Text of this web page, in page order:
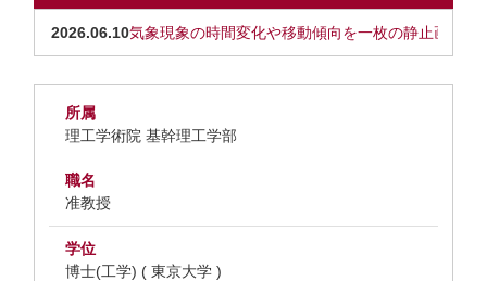
2026.06.10気象現象の時間変化や移動傾向を一枚の静止画上
所属
理工学術院 基幹理工学部
職名
准教授
学位
博士(工学) ( 東京大学 )